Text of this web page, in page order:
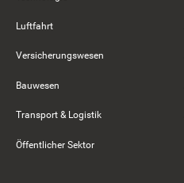
Luftfahrt
Versicherungswesen
Bauwesen
Transport & Logistik
Öffentlicher Sektor